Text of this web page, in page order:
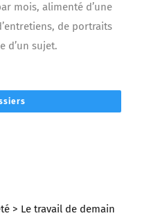
mois, alimenté d’une
de portraits
d’un sujet.
> Le travail de demain